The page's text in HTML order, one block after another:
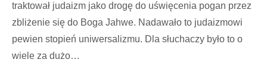
traktował judaizm jako drogę do uświęcenia pogan przez
zbliżenie się do Boga Jahwe. Nadawało to judaizmowi
pewien stopień uniwersalizmu. Dla słuchaczy było to o
wiele za dużo…